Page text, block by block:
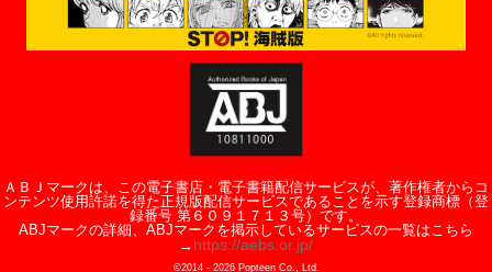
ＡＢＪマークは、この電子書店・電子書籍配信サービスが、著作権者からコ
ンテンツ使用許諾を得た正規版配信サービスであることを示す登録商標（登
録番号 第６０９１７１３号）です。
ABJマークの詳細、ABJマークを掲示しているサービスの一覧はこちら
→ https://aebs.or.jp/
©2014 - 2026Popteen Co., Ltd.